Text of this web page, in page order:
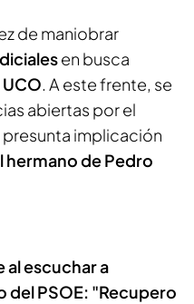
de maniobrar
en busca
. A este frente, se
abiertas por el
implicación
hermano de Pedro
al escuchar a
del PSOE: "Recupero